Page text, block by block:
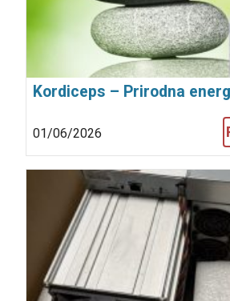
Kordiceps – Prirodna
01/06/2026